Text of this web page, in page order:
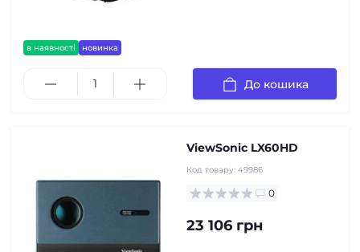
в наявності новинка
До кошика
ViewSonic LX60HD
Код товару: 49986
0
23 106 грн